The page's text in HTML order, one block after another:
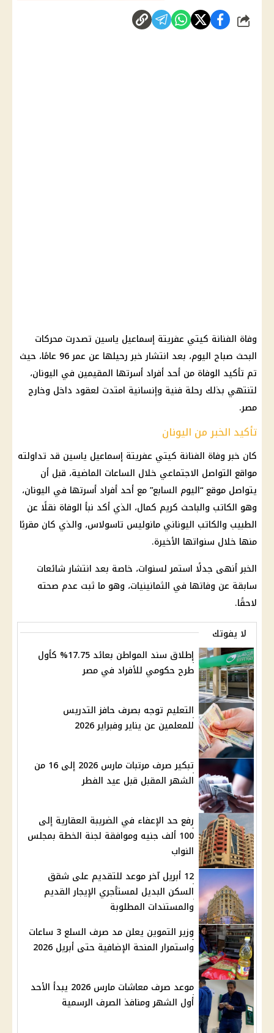
شارك
وفاة الفنانة كيتي عفريتة إسماعيل ياسين تصدرت محركات
البحث صباح اليوم، بعد انتشار خبر رحيلها عن عمر 96 عامًا، حيث
تم تأكيد الوفاة من أحد أفراد أسرتها المقيمين في اليونان،
لتنتهي بذلك رحلة فنية وإنسانية امتدت لعقود داخل وخارج
مصر.
تأكيد الخبر من اليونان
كان خبر وفاة الفنانة كيتي عفريتة إسماعيل ياسين قد تداولته
مواقع التواصل الاجتماعي خلال الساعات الماضية، قبل أن
يتواصل موقع “اليوم السابع” مع أحد أفراد أسرتها في اليونان،
وهو الكاتب والباحث كريم كمال، الذي أكد نبأ الوفاة نقلًا عن
الطبيب والكاتب اليوناني مانوليس تاسولاس، والذي كان مقربًا
منها خلال سنواتها الأخيرة.
الخبر أنهى جدلًا استمر لسنوات، خاصة بعد انتشار شائعات
سابقة عن وفاتها في الثمانينيات، وهو ما ثبت عدم صحته
لاحقًا.
لا يفوتك
إطلاق سند المواطن بعائد 17.75% كأول
طرح حكومي للأفراد في مصر
التعليم توجه بصرف حافز التدريس
للمعلمين عن يناير وفبراير 2026
تبكير صرف مرتبات مارس 2026 إلى 16 من
الشهر المقبل قبل عيد الفطر
رفع حد الإعفاء في الضريبة العقارية إلى
100 ألف جنيه وموافقة لجنة الخطة بمجلس
النواب
12 أبريل آخر موعد للتقديم على شقق
السكن البديل لمستأجري الإيجار القديم
والمستندات المطلوبة
وزير التموين يعلن مد صرف السلع 3 ساعات
واستمرار المنحة الإضافية حتى أبريل 2026
موعد صرف معاشات مارس 2026 يبدأ الأحد
أول الشهر ومنافذ الصرف الرسمية